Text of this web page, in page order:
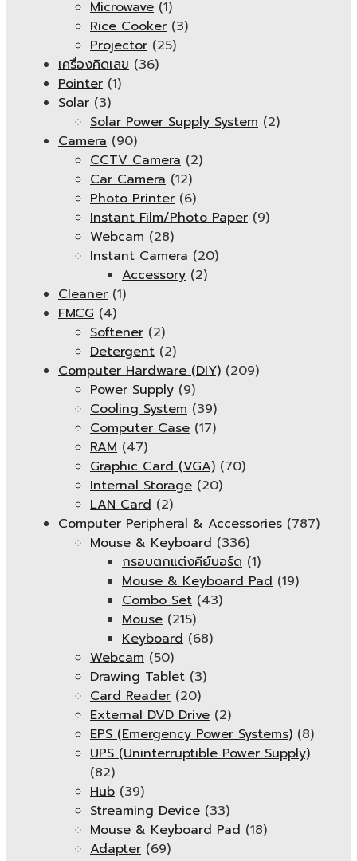
Microwave (1)
Rice Cooker (3)
Projector (25)
เครื่องคิดเลข (36)
Pointer (1)
Solar (3)
Solar Power Supply System (2)
Camera (90)
CCTV Camera (2)
Car Camera (12)
Photo Printer (6)
Instant Film/Photo Paper (9)
Webcam (28)
Instant Camera (20)
Accessory (2)
Cleaner (1)
FMCG (4)
Softener (2)
Detergent (2)
Computer Hardware (DIY) (209)
Power Supply (9)
Cooling System (39)
Computer Case (17)
RAM (47)
Graphic Card (VGA) (70)
Internal Storage (20)
LAN Card (2)
Computer Peripheral & Accessories (787)
Mouse & Keyboard (336)
กรอบตกแต่งคีย์บอร์ด (1)
Mouse & Keyboard Pad (19)
Combo Set (43)
Mouse (215)
Keyboard (68)
Webcam (50)
Drawing Tablet (3)
Card Reader (20)
External DVD Drive (2)
EPS (Emergency Power Systems) (8)
UPS (Uninterruptible Power Supply)
(82)
Hub (39)
Streaming Device (33)
Mouse & Keyboard Pad (18)
Adapter (69)